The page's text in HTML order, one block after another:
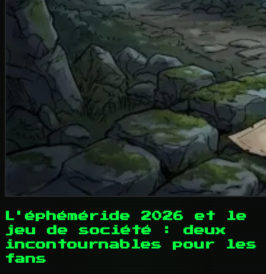
L'éphéméride 2026 et le
jeu de société : deux
incontournables pour les
fans